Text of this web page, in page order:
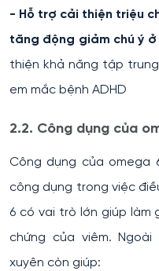
- Hỗ trợ cải thiện triệu
tăng động giảm chú ý ở
thiện khả năng tập
em mắc bệnh ADHD
2.2. Công dụng của
Công dụng của omega
công dụng trong việc
6 có vai trò lớn giúp làm
chứng của viêm.
xuyên còn giúp: